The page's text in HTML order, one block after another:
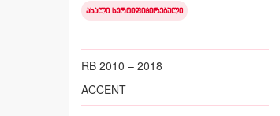
ახალი სერტიფიცირებული
RB 2010 – 2018
ACCENT